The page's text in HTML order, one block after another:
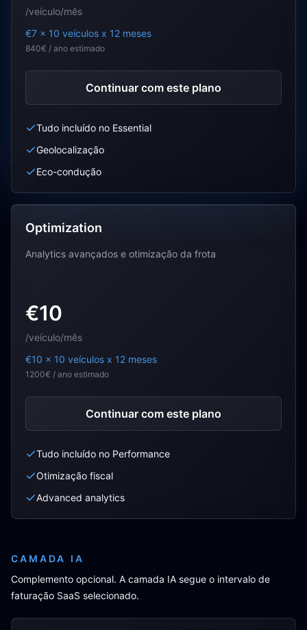
/veículo/mês
€7 x 10 veículos x 12 meses
840€ / ano estimado
Continuar com este plano
Tudo incluído no Essential
Geolocalização
Eco-condução
Optimization
Analytics avançados e otimização da frota
€10
/veículo/mês
€10 x 10 veículos x 12 meses
1200€ / ano estimado
Continuar com este plano
Tudo incluído no Performance
Otimização fiscal
Advanced analytics
CAMADA IA
Complemento opcional. A camada IA segue o intervalo de
faturação SaaS selecionado.